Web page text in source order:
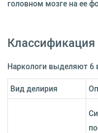
головном мозге на ее
Классификация
Наркологи выделяют 6
Вид делирия